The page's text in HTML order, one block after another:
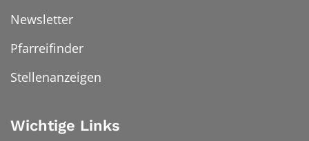
Newsletter
Pfarreifinder
Stellenanzeigen
Wichtige Links